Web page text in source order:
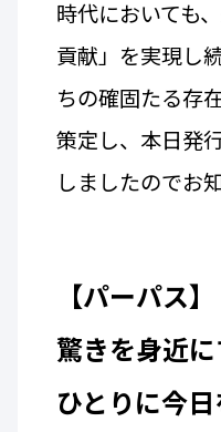
時代においても
貢献」を実現し
ちの確固たる存
策定し、本日発
しましたのでお
【パーパス】
驚きを身近
ひとりに今日